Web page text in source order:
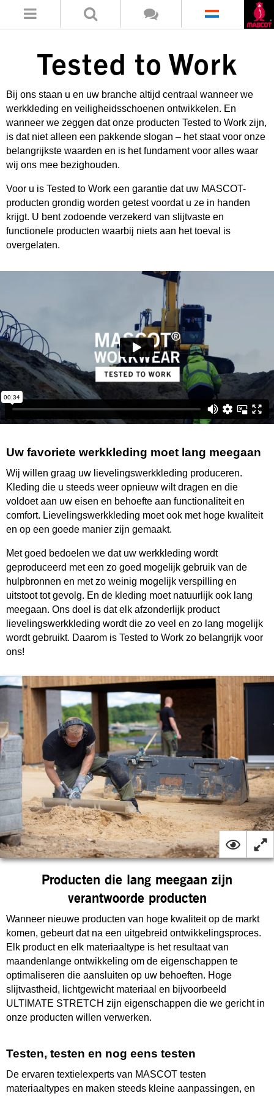
Bij ons staan u en uw branche altijd centraal wanneer we
werkkleding en veiligheidsschoenen ontwikkelen. En
wanneer we zeggen dat onze producten Tested to Work zijn,
is dat niet alleen een pakkende slogan – het staat voor onze
belangrijkste waarden en is het fundament voor alles waar
wij ons mee bezighouden.
Voor u is Tested to Work een garantie dat uw MASCOT-
producten grondig worden getest voordat u ze in handen
krijgt. U bent zodoende verzekerd van slijtvaste en
functionele producten waarbij niets aan het toeval is
overgelaten.
Uw favoriete werkkleding moet lang meegaan
Wij willen graag uw lievelingswerkkleding produceren.
Kleding die u steeds weer opnieuw wilt dragen en die
voldoet aan uw eisen en behoefte aan functionaliteit en
comfort. Lievelingswerkkleding moet ook met hoge kwaliteit
en op een goede manier zijn gemaakt.
Met goed bedoelen we dat uw werkkleding wordt
geproduceerd met een zo goed mogelijk gebruik van de
hulpbronnen en met zo weinig mogelijk verspilling en
uitstoot tot gevolg. En de kleding moet natuurlijk ook lang
meegaan. Ons doel is dat elk afzonderlijk product
lievelingswerkkleding wordt die zo veel en zo lang mogelijk
wordt gebruikt. Daarom is Tested to Work zo belangrijk voor
ons!
Producten die lang meegaan zijn
verantwoorde producten
Wanneer nieuwe producten van hoge kwaliteit op de markt
komen, gebeurt dat na een uitgebreid ontwikkelingsproces.
Elk product en elk materiaaltype is het resultaat van
maandenlange ontwikkeling om de eigenschappen te
optimaliseren die aansluiten op uw behoeften. Hoge
slijtvastheid, lichtgewicht materiaal en bijvoorbeeld
ULTIMATE STRETCH zijn eigenschappen die we gericht in
onze producten willen verwerken.
Testen, testen en nog eens testen
De ervaren textielexperts van MASCOT testen
materiaaltypes en maken steeds kleine aanpassingen, en